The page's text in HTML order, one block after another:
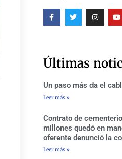
F
a
c
k
-
T
w
i
I
n
s
a
m
Y
o
u
Últimas
Un paso más da el
Leer más »
Contrato de
millones quedó en
oferente denunció la
Leer más »